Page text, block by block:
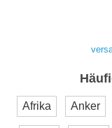
Afrika Anker